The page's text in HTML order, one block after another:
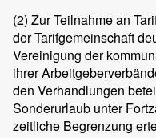
(2) Zur Teilnahme an
der Tarifgemeinschaft
Vereinigung der
ihrer
den Verhandlungen
Sonderurlaub unter
zeitliche Begrenzung